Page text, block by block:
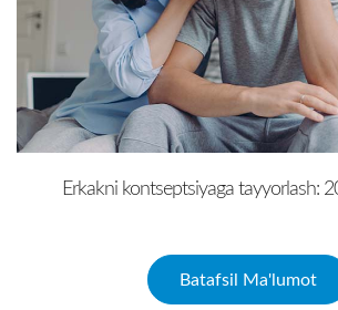
Erkakni kontseptsiyaga tayyorlash:
Batafsil Ma'lumot